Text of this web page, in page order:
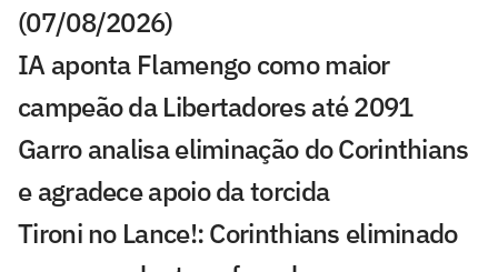
(07/08/2026)
IA aponta Flamengo como maior
campeão da Libertadores até 2091
Garro analisa eliminação do Corinthians
e agradece apoio da torcida
Tironi no Lance!: Corinthians eliminado